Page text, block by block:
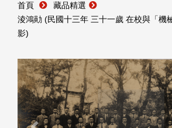
資料調閱申請
首頁
藏品精選
淩鴻勛 (民國十三年 三十一歲 在校與「機
影)